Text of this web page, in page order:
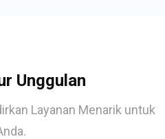
Unggulan
Layanan Menarik untuk